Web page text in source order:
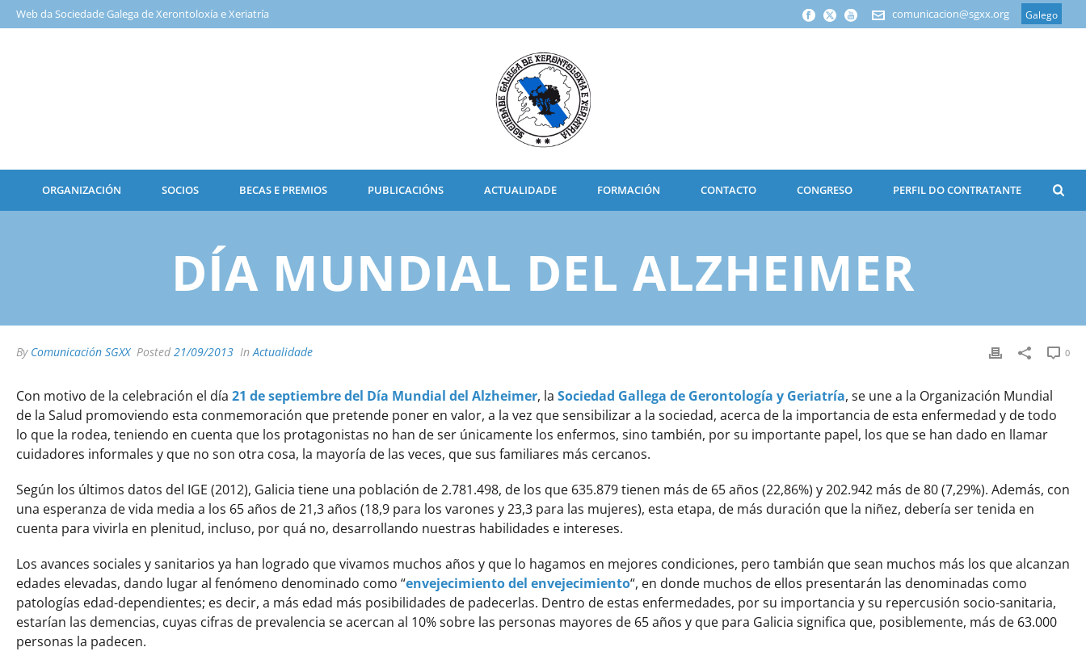
Galego
comunicacion@sgxx.org
Web da Sociedade Galega de Xerontoloxía e Xeriatría
ORGANIZACIÓN SOCIOS BECAS E PREMIOS PUBLICACIÓNS ACTUALIDADE FORMACIÓN CONTACTO CONGRESO PERFIL DO CONTRATANTE
DÍA MUNDIAL DEL ALZHEIMER
By Comunicación SGXX Posted 21/09/2013 InActualidade 0
Con motivo de la celebración el día 21 de septiembre del Día Mundial del Alzheimer, la Sociedad Gallega de Gerontología y Geriatría, se une a la Organización Mundial
de la Salud promoviendo esta conmemoración que pretende poner en valor, a la vez que sensibilizar a la sociedad, acerca de la importancia de esta enfermedad y de todo
lo que la rodea, teniendo en cuenta que los protagonistas no han de ser únicamente los enfermos, sino también, por su importante papel, los que se han dado en llamar
cuidadores informales y que no son otra cosa, la mayoría de las veces, que sus familiares más cercanos.
Según los últimos datos del IGE (2012), Galicia tiene una población de 2.781.498, de los que 635.879 tienen más de 65 años (22,86%) y 202.942 más de 80 (7,29%). Además, con
una esperanza de vida media a los 65 años de 21,3 años (18,9 para los varones y 23,3 para las mujeres), esta etapa, de más duración que la niñez, debería ser tenida en
cuenta para vivirla en plenitud, incluso, por quá no, desarrollando nuestras habilidades e intereses.
Los avances sociales y sanitarios ya han logrado que vivamos muchos años y que lo hagamos en mejores condiciones, pero tambián que sean muchos más los que alcanzan
edades elevadas, dando lugar al fenómeno denominado como “envejecimiento del envejecimiento“, en donde muchos de ellos presentarán las denominadas como
patologías edad-dependientes; es decir, a más edad más posibilidades de padecerlas. Dentro de estas enfermedades, por su importancia y su repercusión socio-sanitaria,
estarían las demencias, cuyas cifras de prevalencia se acercan al 10% sobre las personas mayores de 65 años y que para Galicia significa que, posiblemente, más de 63.000
personas la padecen.